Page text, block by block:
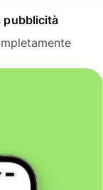
pubblicità